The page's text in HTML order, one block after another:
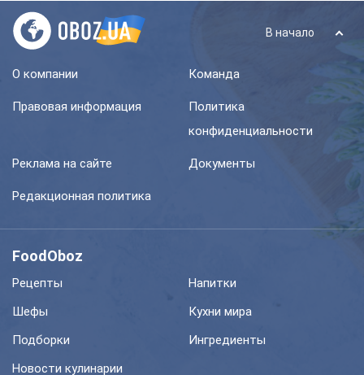
В начало
О компании Команда
Правовая информация
Политика
конфиденциальности
Реклама на сайте Документы
Редакционная политика
FoodOboz
Рецепты
Напитки
Шефы
Кухни мира
Подборки
Ингредиенты
Новости кулинарии